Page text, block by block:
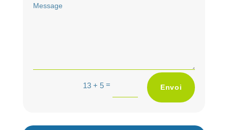
13 + 5 = Envoi